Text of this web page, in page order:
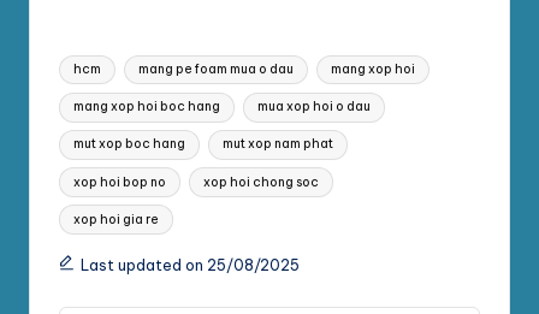
Tags:
hcm mang pe foam mua o dau mang xop hoi
mang xop hoi boc hang mua xop hoi o dau
mut xop boc hang mut xop nam phat
xop hoi bop no xop hoi chong soc
xop hoi gia re
Last updated on 25/08/2025